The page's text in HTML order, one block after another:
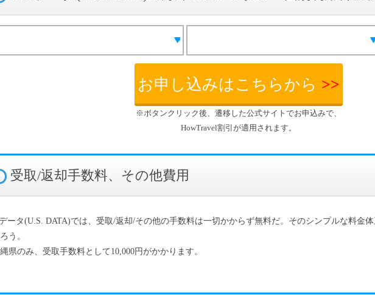
お申し込みはこちらから >>
※ボタンクリック後、遷移した公式サイトでお申込みで、
HowTravel割引が適用されます。
受取/返却手数料、その他費用
ータ(U.S. DATA)では、受取/返却/その他の手数料は一切かからず無料だ。そのシンプルな料金
う。
県のみ、受取手数料として10,000円がかかります。